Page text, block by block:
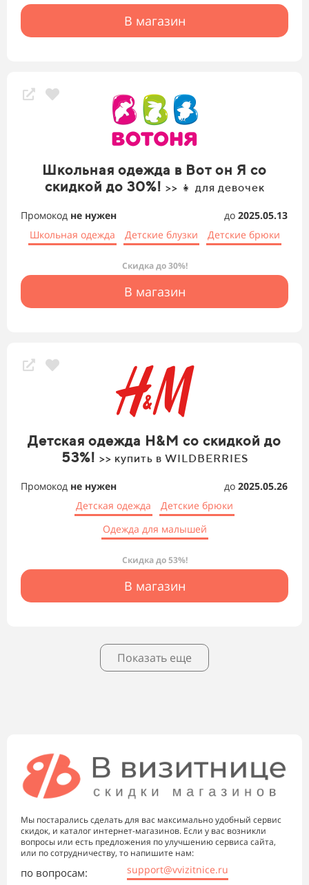
В магазин
Школьная одежда в Вот он Я со
скидкой до 30%! >> 👧 для девочек
Промокод не нужен до 2025.05.13
Школьная одежда
Детские блузки Детские брюки
Скидка до 30%!
В магазин
Детская одежда H&M со скидкой до
53%! >> купить в WILDBERRIES
Промокод не нужен до 2025.05.26
Детская одежда
Детские брюки
Одежда для малышей
Скидка до 53%!
В магазин
Показать еще
Мы постарались сделать для вас максимально удобный сервис
скидок, и каталог интернет-магазинов. Если у вас возникли
вопросы или есть предложения по улучшению сервиса сайта,
или по сотрудничеству, то напишите нам:
по вопросам: support@vvizitnice.ru